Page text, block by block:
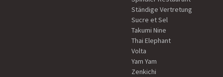
Ständige Vertretung
Sucre et Sel
Takumi Nine
Thai Elephant
Volta
Yam Yam
Zenkichi